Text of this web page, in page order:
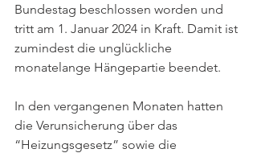
Bundestag beschlossen worden und
tritt am 1. Januar 2024 in Kraft. Damit ist
zumindest die unglückliche
monatelange Hängepartie beendet.
In den vergangenen Monaten hatten
die Verunsicherung über das
“Heizungsgesetz” sowie die